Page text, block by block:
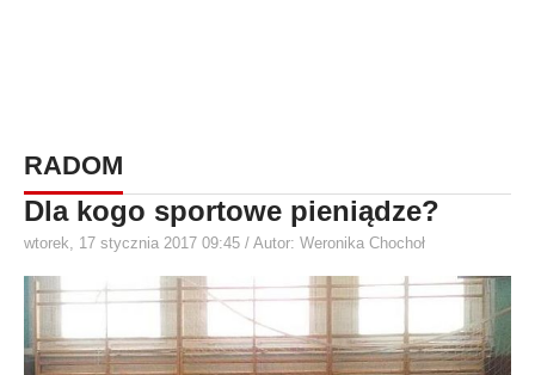
RADOM
Dla kogo sportowe pieniądze?
wtorek, 17 stycznia 2017 09:45 / Autor: Weronika Chochoł